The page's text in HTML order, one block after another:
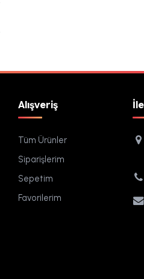
Alışveriş
Tüm Ürünler
Siparişlerim
Sepetim
Favorilerim